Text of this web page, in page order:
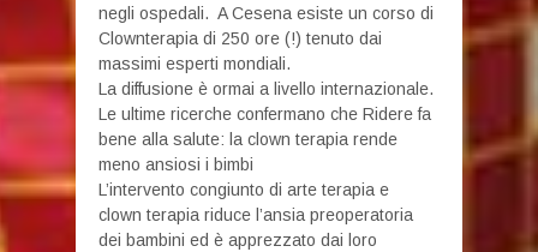
negli ospedali. A Cesena esiste un corso di
Clownterapia di 250 ore (!) tenuto dai
massimi esperti mondiali.
La diffusione è ormai a livello internazionale.
Le ultime ricerche confermano che Ridere fa
bene alla salute: la clown terapia rende
meno ansiosi i bimbi
L’intervento congiunto di arte terapia e
clown terapia riduce l’ansia preoperatoria
dei bambini ed è apprezzato dai loro